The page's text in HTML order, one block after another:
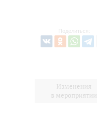
Поделиться:
Изменения
в мероприятии